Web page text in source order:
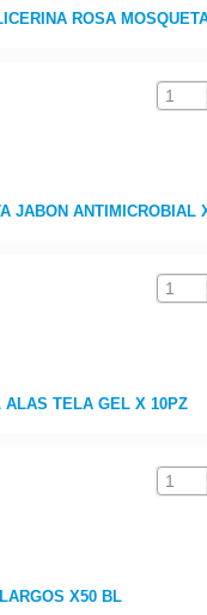
ROSA
JABON ANTIMICROBIAL
ALAS TELA GEL X 10PZ
X50 BL